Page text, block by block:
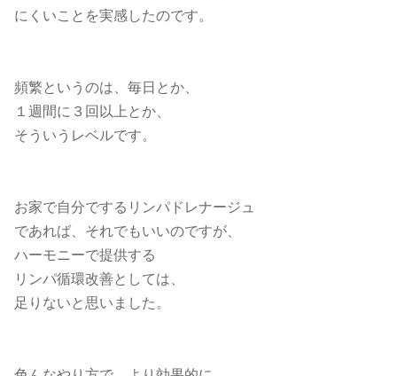
にくいことを実感したのです。
頻繁というのは、毎日とか、
１週間に３回以上とか、
そういうレベルです。
お家で自分でするリンパドレナージュ
であれば、それでもいいのですが、
ハーモニーで提供する
リンパ循環改善としては、
足りないと思いました。